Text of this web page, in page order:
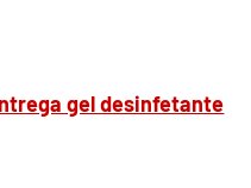
gel desinfetante